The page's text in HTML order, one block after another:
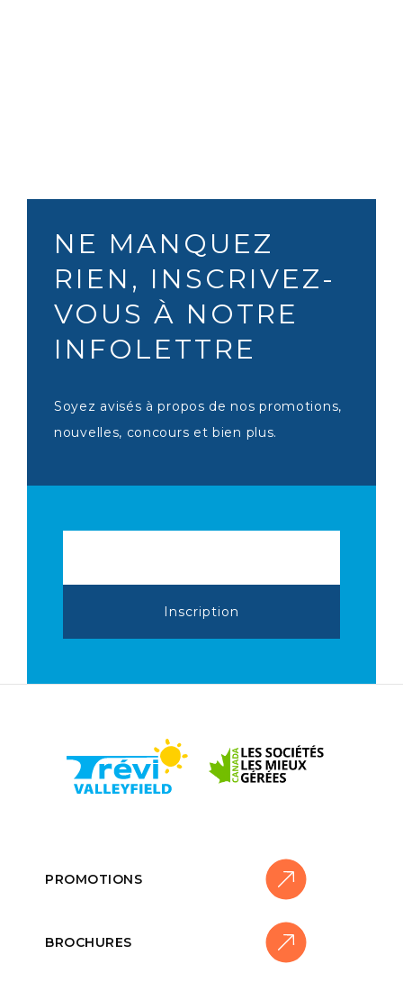
NE MANQUEZ
RIEN, INSCRIVEZ-
VOUS À NOTRE
INFOLETTRE
Soyez avisés à propos de nos promotions,
nouvelles, concours et bien plus.
PROMOTIONS
BROCHURES